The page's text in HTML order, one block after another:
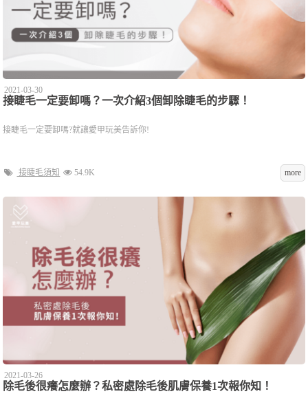
2021-03-30
接睫毛一定要卸嗎？一次介紹3個卸除睫毛的步驟！
接睫毛一定要卸嗎?就讓愛甲玩美告訴你!
接睫毛須知 54.9K more
2021-03-26
除毛後很癢怎麼辦？私密處除毛後肌膚保養1次報你知！